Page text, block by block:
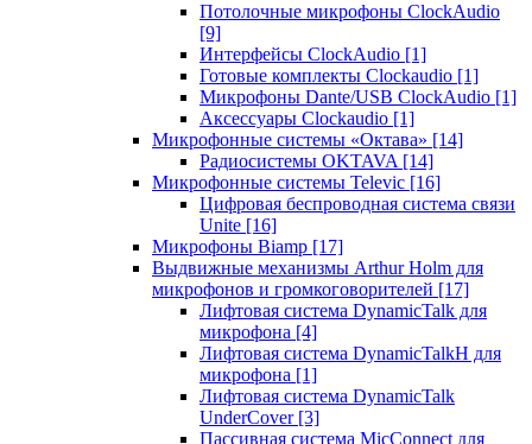
Потолочные микрофоны ClockAudio
[9]
Интерфейсы ClockAudio [1]
Готовые комплекты Clockaudio [1]
Микрофоны Dante/USB ClockAudio [1]
Аксессуары Clockaudio [1]
Микрофонные системы «Октава» [14]
Радиосистемы OKTAVA [14]
Микрофонные системы Televic [16]
Цифровая беспроводная система связи
Unite [16]
Микрофоны Biamp [17]
Выдвижные механизмы Arthur Holm для
микрофонов и громкоговорителей [17]
Лифтовая система DynamicTalk для
микрофона [4]
Лифтовая система DynamicTalkH для
микрофона [1]
Лифтовая система DynamicTalk
UnderCover [3]
Пассивная система MicConnect для